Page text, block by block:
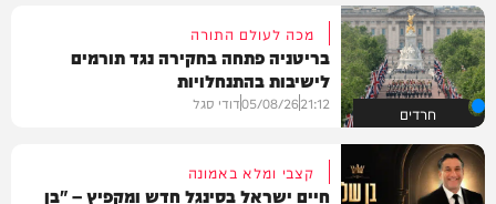
חרדים
מכה לעולם התורה
בריטניה פתחה בחקירה נגד תורמים
לישיבות בהתנחלויות
21:12
05/08/26דודי סגל
קצבי ומלא באמונה
חיים ישראל בסינגל חדש ומקפיץ – "בן